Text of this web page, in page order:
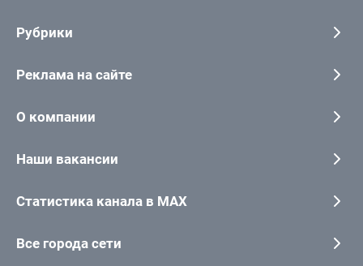
Рубрики
Реклама на сайте
О компании
Наши вакансии
Статистика канала в MAX
Все города сети